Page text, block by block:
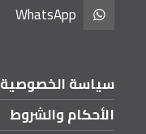
WhatsApp
سياسة الخصوصية
الأحكام والشروط